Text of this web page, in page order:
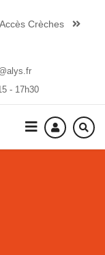
Accès Crèches
- 17h30